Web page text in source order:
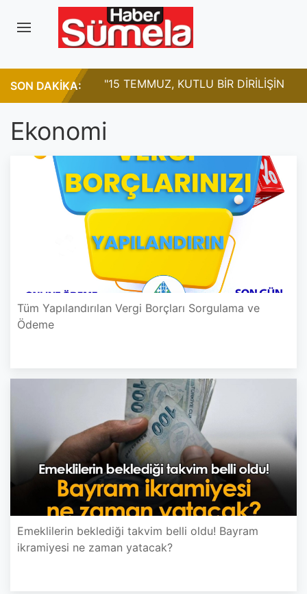
SON DAKİKA:
ÇALIŞMAYA
"15 TEMMUZ, KUTLU BİR DİRİLİŞİN
ADIDIR"
Ekonomi
Tüm Yapılandırılan Vergi Borçları Sorgulama ve
Ödeme
Emeklilerin beklediği takvim belli oldu! Bayram
ikramiyesi ne zaman yatacak?